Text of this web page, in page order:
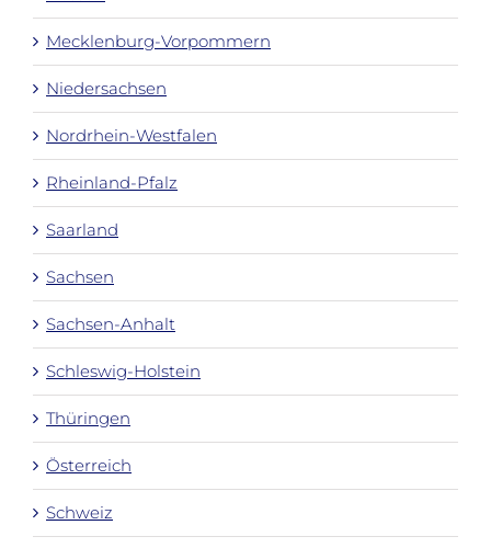
Mecklenburg-Vorpommern
Niedersachsen
Nordrhein-Westfalen
Rheinland-Pfalz
Saarland
Sachsen
Sachsen-Anhalt
Schleswig-Holstein
Thüringen
Österreich
Schweiz